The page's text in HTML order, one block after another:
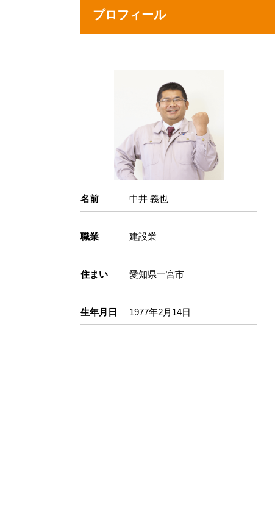
プロフィール
名前 中井 義也
職業 建設業
住まい 愛知県一宮市
生年月日 1977年2月14日